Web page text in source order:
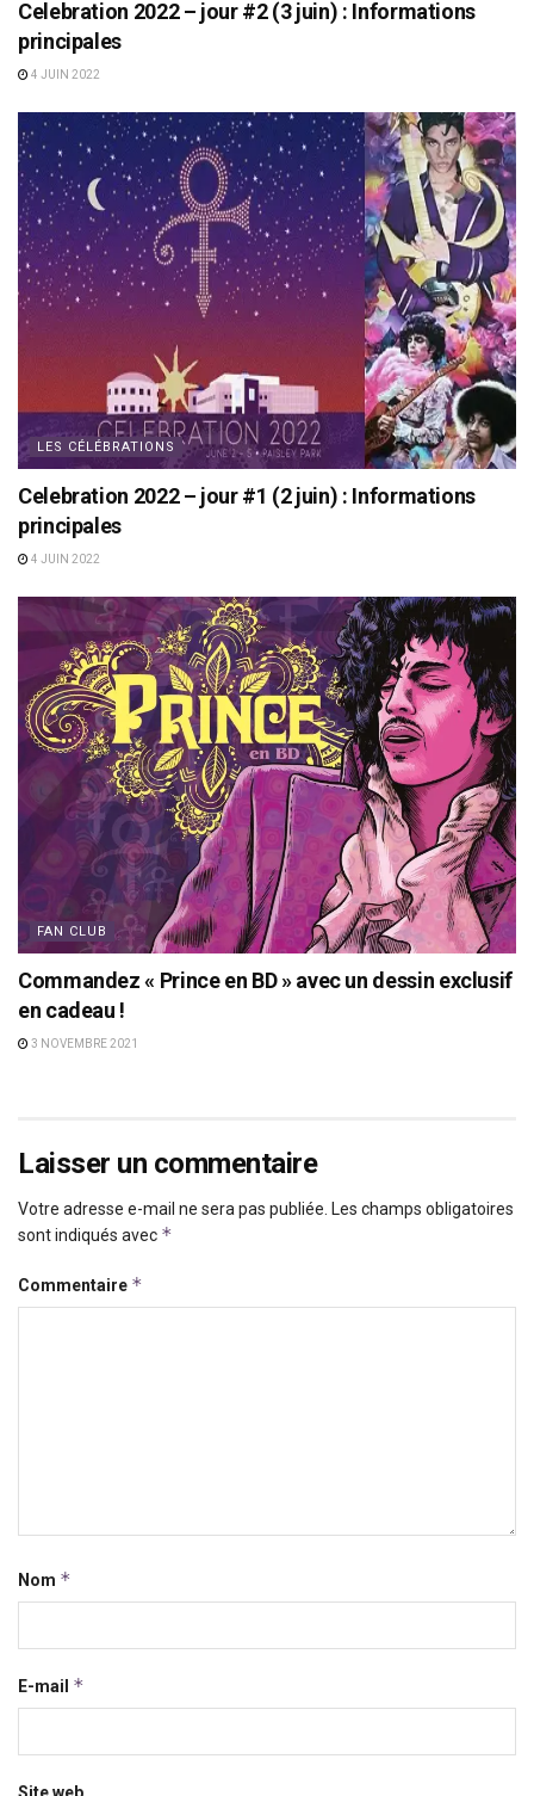
Celebration 2022 – jour #2 (3 juin) : Informations
principales
4 JUIN 2022
LES CÉLÉBRATIONS
Celebration 2022 – jour #1 (2 juin) : Informations
principales
4 JUIN 2022
FAN CLUB
Commandez « Prince en BD » avec un dessin exclusif
en cadeau !
3 NOVEMBRE 2021
Laisser un commentaire
Votre adresse e-mail ne sera pas publiée. Les champs obligatoires
sont indiqués avec *
Commentaire *
Nom *
E-mail *